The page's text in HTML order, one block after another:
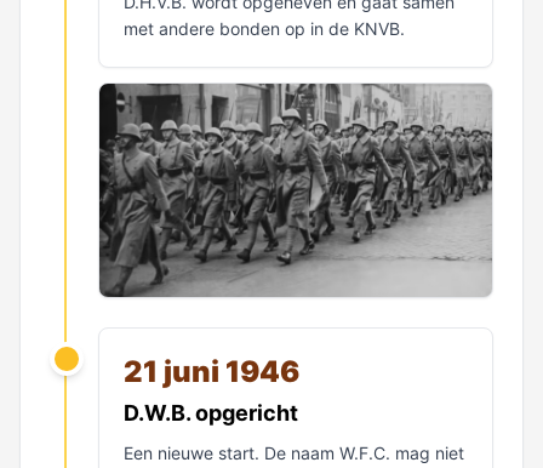
met andere bonden op in de KNVB.
21 juni 1946
D.W.B. opgericht
Een nieuwe start. De naam W.F.C. mag niet